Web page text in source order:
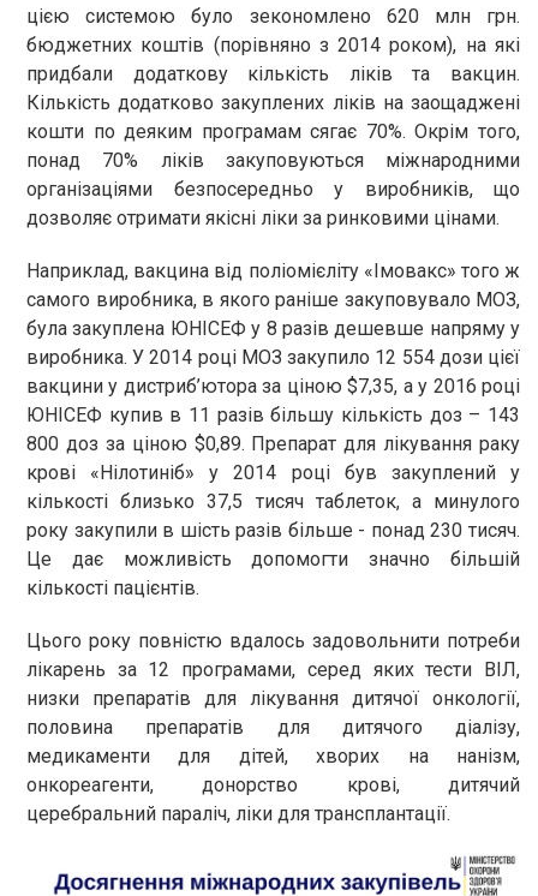
цією системою було зекономлено 620 млн грн.
бюджетних коштів (порівняно з 2014 роком), на які
придбали додаткову кількість ліків та вакцин.
Кількість додатково закуплених ліків на заощаджені
кошти по деяким програмам сягає 70%. Окрім того,
понад 70% ліків закуповуються міжнародними
організаціями безпосередньо у виробників, що
дозволяє отримати якісні ліки за ринковими цінами.
Наприклад, вакцина від поліомієліту «Імовакс» того ж
самого виробника, в якого раніше закуповувало МОЗ,
була закуплена ЮНІСЕФ у 8 разів дешевше напряму у
виробника. У 2014 році МОЗ закупило 12 554 дози цієї
вакцини у дистриб’ютора за ціною $7,35, а у 2016 році
ЮНІСЕФ купив в 11 разів більшу кількість доз – 143
800 доз за ціною $0,89. Препарат для лікування раку
крові «Нілотиніб» у 2014 році був закуплений у
кількості близько 37,5 тисяч таблеток, а минулого
року закупили в шість разів більше - понад 230 тисяч.
Це дає можливість допомогти значно більшій
кількості пацієнтів.
Цього року повністю вдалось задовольнити потреби
лікарень за 12 програмами, серед яких тести ВІЛ,
низки препаратів для лікування дитячої онкології,
половина препаратів для дитячого діалізу,
медикаменти для дітей, хворих на нанізм,
онкореагенти, донорство крові, дитячий
церебральний параліч, ліки для трансплантації.